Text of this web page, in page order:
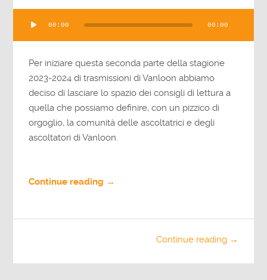
Player
00:00 00:00
Per iniziare questa seconda parte della stagione
2023-2024 di trasmissioni di Vanloon abbiamo
deciso di lasciare lo spazio dei consigli di lettura a
quella che possiamo definire, con un pizzico di
orgoglio, la comunità delle ascoltatrici e degli
ascoltatori di Vanloon.
Continue reading →
Continue reading →